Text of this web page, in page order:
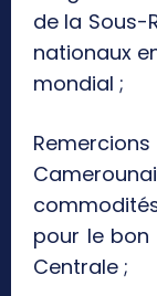
de la Sous-
nationaux
mondial ;
pour le
Centrale ;